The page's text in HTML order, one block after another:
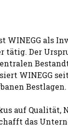
WINEGG als
tätig. Der
WINEGG
Bestlagen.
auf Qualität,
das